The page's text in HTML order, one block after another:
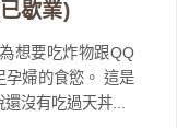
歇業)
想要吃炸物跟QQ
孕婦的食慾。 這是
沒有吃過天丼...